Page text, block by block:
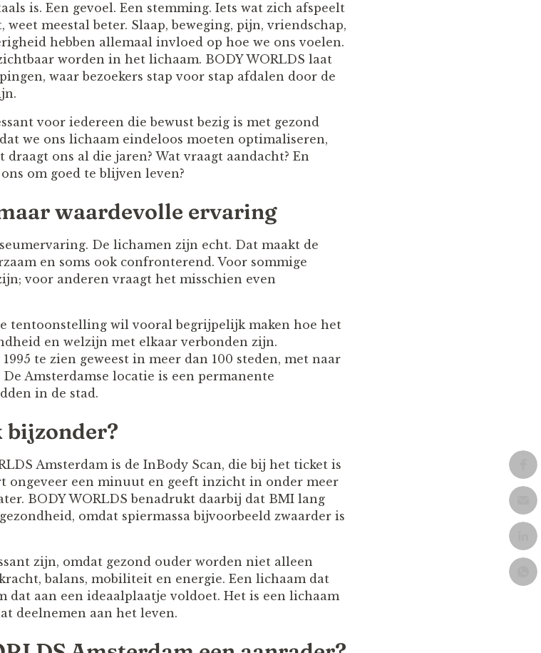
is. Een gevoel. Een stemming. Iets wat zich afspeelt
meestal beter. Slaap, beweging, pijn, vriendschap,
hebben allemaal invloed op hoe we ons voelen.
worden in het lichaam. BODY WORLDS laat
waar bezoekers stap voor stap afdalen door de
voor iedereen die bewust bezig is met gezond
we ons lichaam eindeloos moeten optimaliseren,
ons al die jaren? Wat vraagt aandacht? En
om goed te blijven leven?
waardevolle ervaring
De lichamen zijn echt. Dat maakt de
en soms ook confronterend. Voor sommige
voor anderen vraagt het misschien even
tentoonstelling wil vooral begrijpelijk maken hoe het
en welzijn met elkaar verbonden zijn.
te zien geweest in meer dan 100 steden, met naar
Amsterdamse locatie is een permanente
in de stad.
bijzonder?
Amsterdam is de InBody Scan, die bij het ticket is
ongeveer een minuut en geeft inzicht in onder meer
BODY WORLDS benadrukt daarbij dat BMI lang
omdat spiermassa bijvoorbeeld zwaarder is
zijn, omdat gezond ouder worden niet alleen
balans, mobiliteit en energie. Een lichaam dat
dat aan een ideaalplaatje voldoet. Het is een lichaam
deelnemen aan het leven.